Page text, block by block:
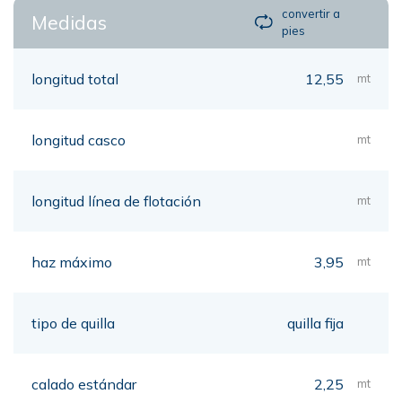
Medidas
convertir a
pies
longitud total 12,55 mt
longitud casco mt
longitud línea de flotación mt
haz máximo 3,95 mt
tipo de quilla quilla fija
calado estándar 2,25 mt